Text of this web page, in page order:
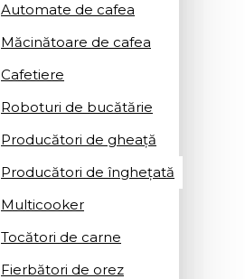
Automate de cafea
Măcinătoare de cafea
Cafetiere
Roboturi de bucătărie
Producători de gheață
Producători de înghețată
Multicooker
Tocători de carne
Fierbători de orez